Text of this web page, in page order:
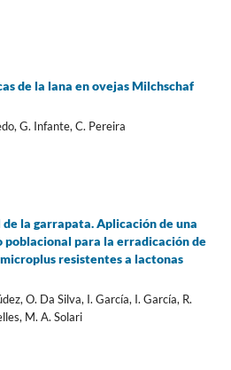
de la lana en ovejas Milchschaf
G. Infante, C. Pereira
la garrapata. Aplicación de una
poblacional para la erradicación de
resistentes a lactonas
O. Da Silva, I. García, I. García, R.
M. A. Solari